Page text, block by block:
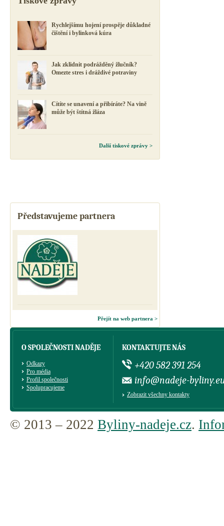
Rychlejšímu hojení prospěje důkladné
čištění i bylinková kúra
Jak zklidnit podrážděný žlučník?
Omezte stres i dráždivé potraviny
Cítíte se unavení a přibíráte? Na vině
může být štítná žláza
Další tiskové zprávy >
Představujeme partnera
Přejít na web partnera >
O SPOLEČNOSTI NADĚJE
Odkazy
Pro média
Profil společnosti
Spolupracujeme
KONTAKTUJTE NÁS
+420 582 391 254
info@nadeje-
Zobrazit všechny kontakty
© 2013 – 2022 Byliny-nadeje.cz.